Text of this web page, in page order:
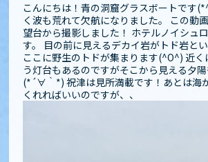
こんにちは！青の洞窟グラスボートです
く波も荒れて欠航になりました。 この動
望台から撮影しました！ ホテルノイシュ
す。 目の前に見えるデカイ岩がトド岩と
ここに野生のトドが集まります(^O^) 近
う灯台もあるのですがそこから見える夕
(*´∀｀*) 祝津は見所満載です！あとは海
くれればいいのですが、、